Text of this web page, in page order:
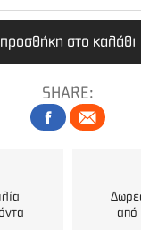
προσθήκη στο καλάθι
SHARE:
από